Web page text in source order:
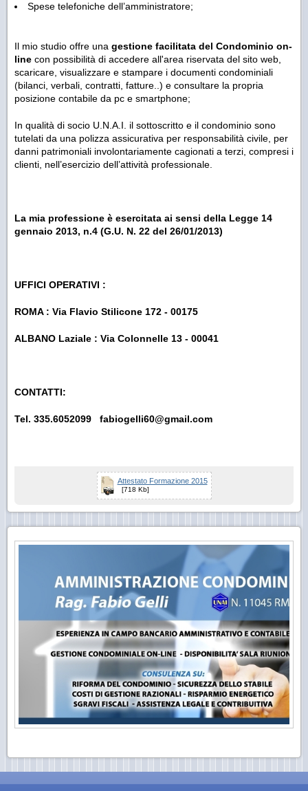
Spese telefoniche dell’amministratore;
Il mio studio offre una gestione facilitata del Condominio on-
line con possibilità di accedere all'area riservata del sito web,
scaricare, visualizzare e stampare i documenti condominiali
(bilanci, verbali, contratti, fatture..) e consultare la propria
posizione contabile da pc e smartphone;
In qualità di socio U.N.A.I. il sottoscritto e il condominio sono
tutelati da una polizza assicurativa per responsabilità civile, per
danni patrimoniali involontariamente cagionati a terzi, compresi i
clienti, nell’esercizio dell’attività professionale.
La mia professione è esercitata ai sensi della Legge 14
gennaio 2013, n.4 (G.U. N. 22 del 26/01/2013)
UFFICI OPERATIVI :
ROMA : Via Flavio Stilicone 172 - 00175
ALBANO Laziale : Via Colonnelle 13 - 00041
CONTATTI:
Tel. 335.6052099 fabiogelli60@gmail.com
Attestato Formazione 2015
[718 Kb]